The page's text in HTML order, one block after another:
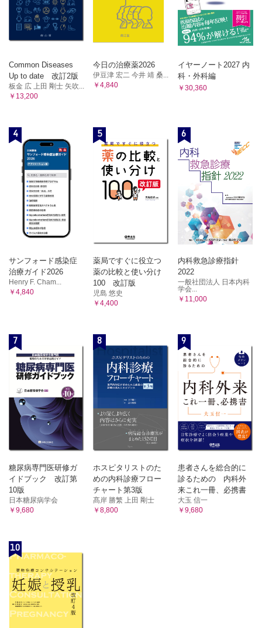
Common Diseases
Up to date 改訂2版
板金 広 上田 剛士 矢吹...
￥13,200
今日の治療薬2026
伊豆津 宏二 今井 靖 桑...
￥4,840
イヤーノート2027 内
科・外科編
￥30,360
4
サンフォード感染症
治療ガイド2026
Henry F. Cham...
￥4,840
5
薬局ですぐに役立つ
薬の比較と使い分け
100 改訂版
児島 悠史
￥4,400
6
内科救急診療指針
2022
一般社団法人 日本内科
学会...
￥11,000
7
糖尿病専門医研修ガ
イドブック 改訂第
10版
日本糖尿病学会
￥9,680
8
ホスピタリストのた
めの内科診療フロー
チャート第3版
髙岸 勝繁 上田 剛士
￥8,800
9
患者さんを総合的に
診るための 内科外
来これ一冊、必携書
大玉 信一
￥9,680
10